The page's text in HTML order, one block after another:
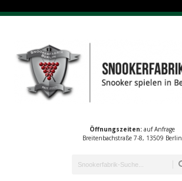
Öffnungszeiten:auf Anfrage
Breitenbachstraße 7-8, 13509 Berlin